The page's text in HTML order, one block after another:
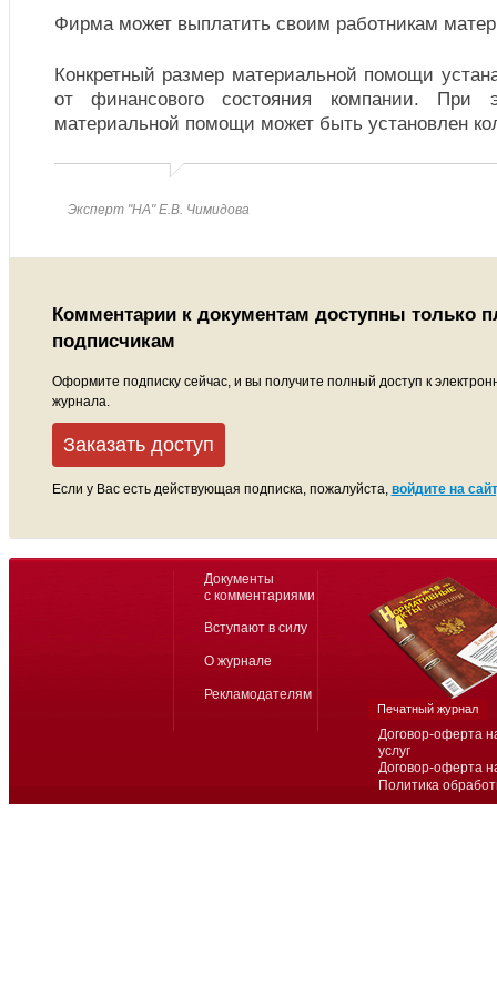
Фирма может выплатить своим работникам
Конкретный размер материальной помощи
от финансового состояния компании. При
материальной помощи может быть установлен
Эксперт "НА" Е.В. Чимидова
Комментарии к документам доступны только
подписчикам
Оформите подписку сейчас, и вы получите полный доступ к
журнала.
Заказать доступ
Если у Вас есть действующая подписка, пожалуйста, войдите на
Договор-оферта
услуг
Договор-оферта
Политика
Документы
с комментариями
Вступают в силу
О журнале
Рекламодателям
Печатный журнал